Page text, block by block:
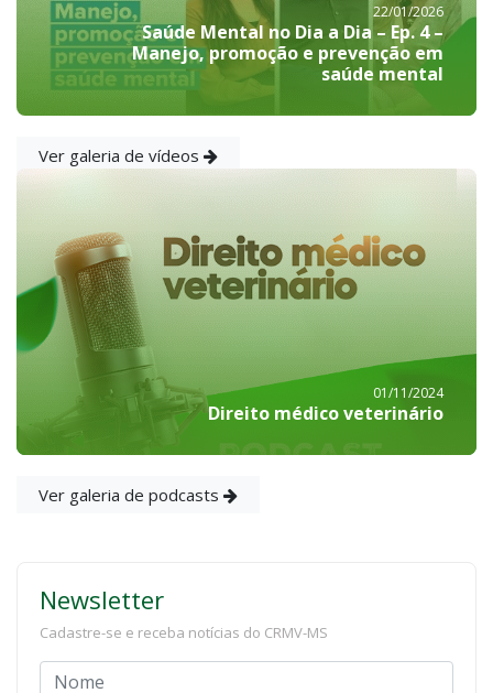
22/01/2026
Saúde Mental no Dia a Dia – Ep. 4 –
Manejo, promoção e prevenção em
saúde mental
Ver galeria de vídeos
01/11/2024
Direito médico veterinário
Ver galeria de podcasts
Newsletter
Cadastre-se e receba notícias do CRMV-MS